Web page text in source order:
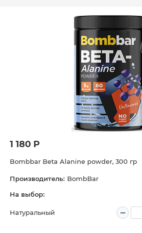
1 180 Р
Bombbar Beta Alanine powder, 300 гр
Производитель: BombBar
На выбор:
Натуральный